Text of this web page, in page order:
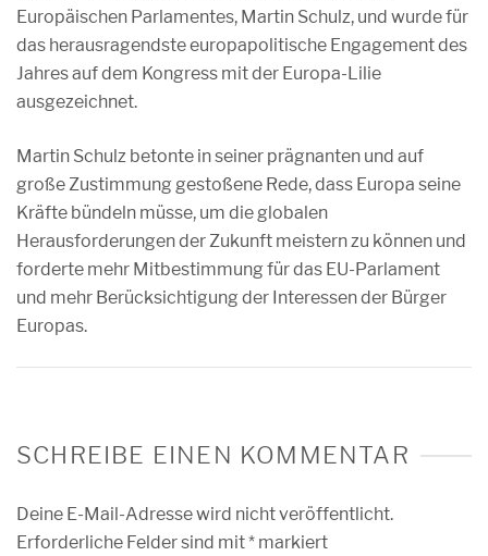
Europäischen Parlamentes, Martin Schulz, und wurde für
das herausragendste europapolitische Engagement des
Jahres auf dem Kongress mit der Europa-Lilie
ausgezeichnet.
Martin Schulz betonte in seiner prägnanten und auf
große Zustimmung gestoßene Rede, dass Europa seine
Kräfte bündeln müsse, um die globalen
Herausforderungen der Zukunft meistern zu können und
forderte mehr Mitbestimmung für das EU-Parlament
und mehr Berücksichtigung der Interessen der Bürger
Europas.
SCHREIBE EINEN KOMMENTAR
Deine E-Mail-Adresse wird nicht veröffentlicht.
Erforderliche Felder sind mit* markiert